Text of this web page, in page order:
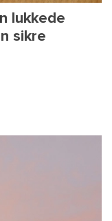
lukkede
sikre
EGEN LUKKEDE